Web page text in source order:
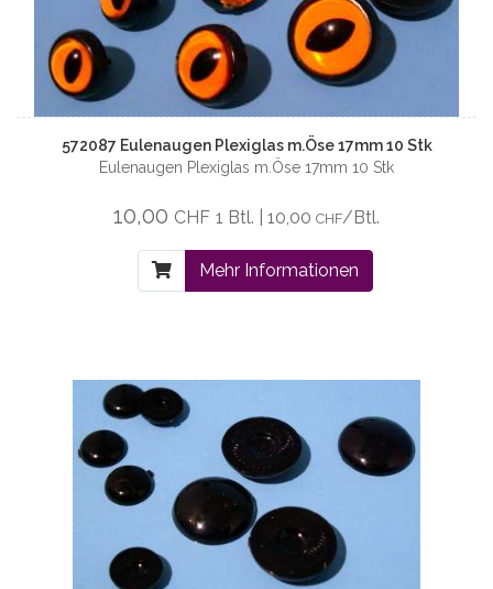
572087 Eulenaugen Plexiglas m.Öse 17mm 10 Stk
Eulenaugen Plexiglas m.Öse 17mm 10 Stk
10,00 CHF 1 Btl. | 10,00 CHF/Btl.
Mehr Informationen